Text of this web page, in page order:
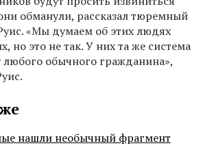
обманули, рассказал тюремный
«Мы думаем об этих людях
но это не так. У них та же система
любого обычного гражданина»,
нашли необычный фрагмент